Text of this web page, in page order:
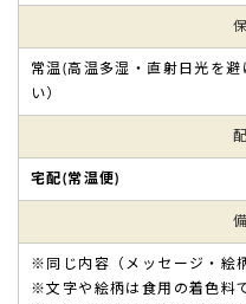
常温(高温多湿・直射日光を
い）
宅配(常温便)
※同じ内容（メッセージ・絵
※文字や絵柄は食用の着色料